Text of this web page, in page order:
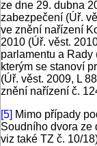
ze dne 29. dubna
zabezpečení (Úř.
ve znění nařízení
2010 (Úř. věst.
parlamentu a Rady
kterým se stanoví
(Úř. věst. 2009, L
znění nařízení č.
[5] Mimo případy
Soudního dvora ze
viz také TZ č. 10/